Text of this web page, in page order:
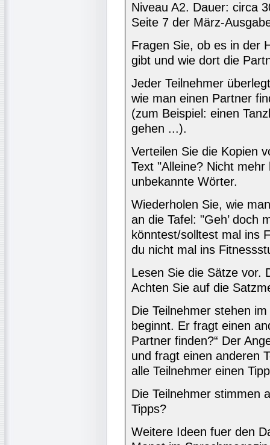
Niveau A2. Dauer: circa
Seite 7 der März-
Fragen Sie, ob es in der
gibt und wie dort die
Jeder Teilnehmer
wie man einen Partner
(zum Beispiel: einen
gehen ...).
Verteilen Sie die Kopien
Text "Alleine? Nicht
unbekannte Wörter.
Wiederholen Sie, wie
an die Tafel: "Geh’ doch
könntest/solltest mal ins
du nicht mal ins
Lesen Sie die Sätze vor.
Achten Sie auf die
Die Teilnehmer stehen
beginnt. Er fragt einen
Partner finden?“ Der
und fragt einen anderen
alle Teilnehmer einen
Die Teilnehmer stimmen
Tipps?
Weitere Ideen fuer den